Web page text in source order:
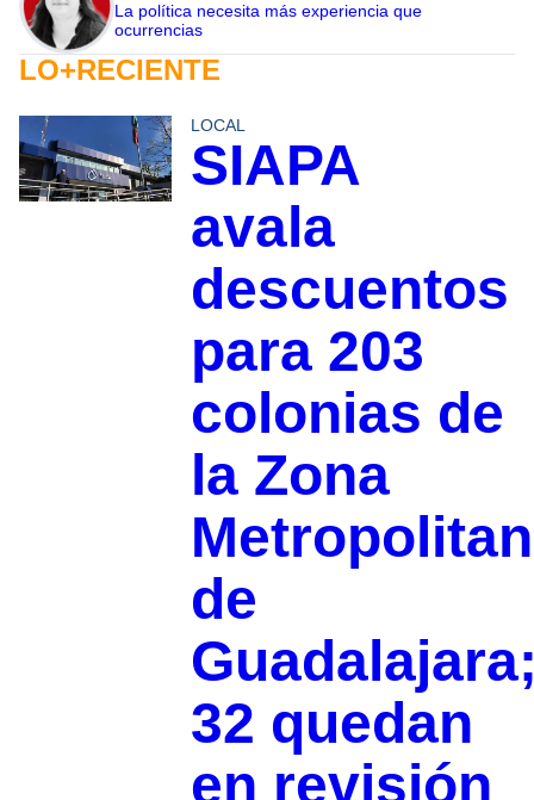
La política necesita más experiencia que
ocurrencias
LO+RECIENTE
LOCAL
SIAPA
avala
descuentos
para 203
colonias de
la Zona
de
32 quedan
en revisión